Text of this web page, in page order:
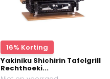
16% Korting
Yakiniku Shichirin Tafelgrill
Rechthoeki...